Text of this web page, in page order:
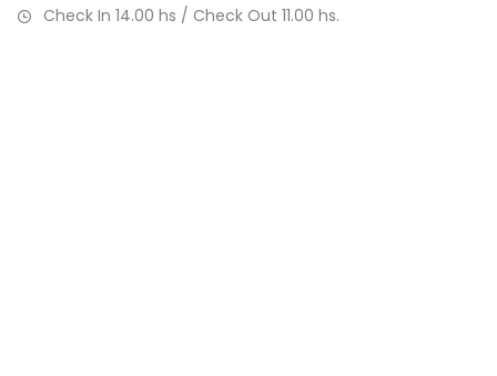
Check In 14.00 hs / Check Out 11.00 hs.